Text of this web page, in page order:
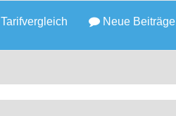
Tarifvergleich Neue Beiträge